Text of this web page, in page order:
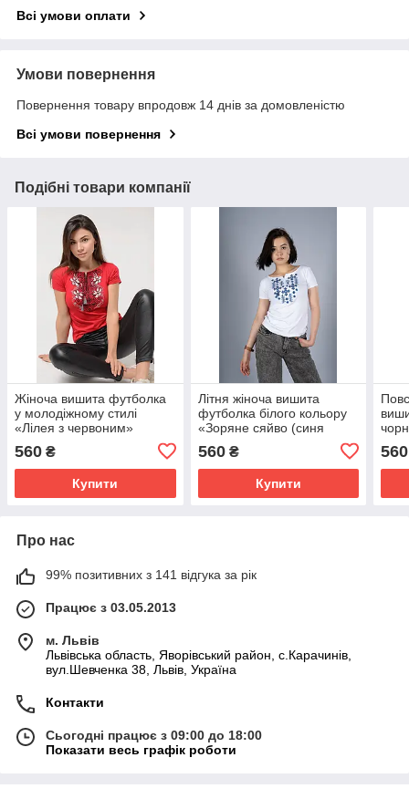
Всі умови оплати
Умови повернення
Повернення товару впродовж 14 днів за домовленістю
Всі умови повернення
Подібні товари компанії
Жіноча вишита футболка
у молодіжному стилі
«Лілея з червоним»
560 ₴
Купити
Літня жіноча вишита
футболка білого кольору
«Зоряне сяйво (синя
560₴
Купити
560
Про нас
99% позитивних з 141 відгука за рік
Працює з 03.05.2013
м. Львів
Львівська область, Яворівський район, с.Карачинів,
вул.Шевченка 38, Львів, Україна
Контакти
Сьогодні працює з 09:00 до 18:00
Показати весь графік роботи